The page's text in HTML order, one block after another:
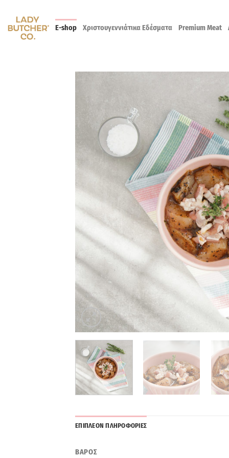
content
E-shop Χριστουγεννιάτικα Εδέσματα Premium Meat
ΕΠΙΠΛΕΟΝ ΠΛΗΡΟΦΟΡΙΕΣ
ΒΑΡΟΣ